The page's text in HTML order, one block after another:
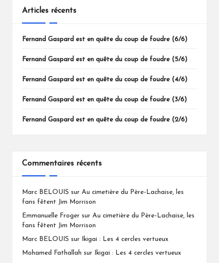
Articles récents
Fernand Gaspard est en quête du coup de foudre (6/6)
Fernand Gaspard est en quête du coup de foudre (5/6)
Fernand Gaspard est en quête du coup de foudre (4/6)
Fernand Gaspard est en quête du coup de foudre (3/6)
Fernand Gaspard est en quête du coup de foudre (2/6)
Commentaires récents
Marc BELOUIS sur Au cimetière du Père-Lachaise, les
fans fêtent Jim Morrison
Emmanuelle Froger sur Au cimetière du Père-Lachaise, les
fans fêtent Jim Morrison
Marc BELOUIS sur Ikigai : Les 4 cercles vertueux
Mohamed Fathallah sur Ikigai : Les 4 cercles vertueux